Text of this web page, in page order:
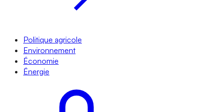
Politique agricole
Environnement
Économie
Énergie